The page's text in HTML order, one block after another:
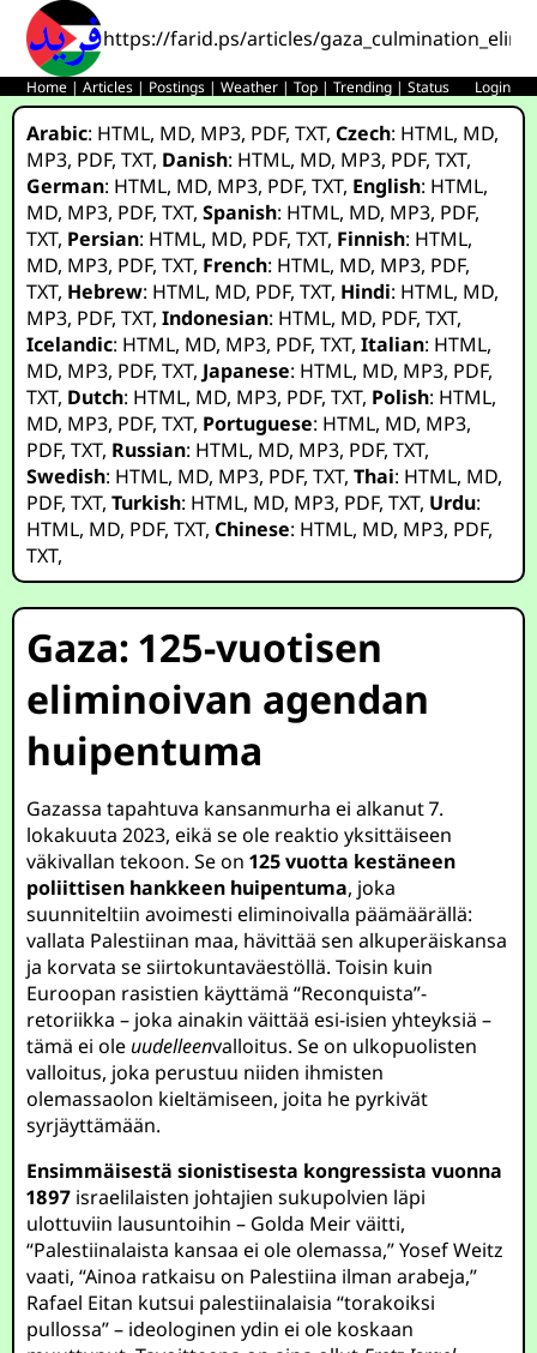
https://farid.ps/articles/
Home |Articles | Postings |Weather |Top |Trending |Status Login
Arabic: HTML, MD, MP3, PDF,TXT,Czech: HTML, MD,
MP3, PDF,TXT, Danish: HTML, MD, MP3, PDF,TXT,
German: HTML, MD, MP3, PDF,TXT, English: HTML,
MD, MP3, PDF,TXT,Spanish: HTML, MD, MP3, PDF,
TXT, Persian: HTML, MD, PDF,TXT, Finnish: HTML,
MD, MP3, PDF,TXT, French: HTML, MD, MP3, PDF,
TXT, Hebrew: HTML, MD, PDF,TXT, Hindi: HTML, MD,
MP3, PDF,TXT,Indonesian: HTML, MD, PDF,TXT,
Icelandic: HTML, MD, MP3, PDF,TXT,Italian: HTML,
MD, MP3, PDF,TXT, Japanese: HTML, MD, MP3, PDF,
TXT, Dutch: HTML, MD, MP3, PDF,TXT, Polish: HTML,
MD, MP3, PDF,TXT, Portuguese: HTML, MD, MP3,
PDF,TXT, Russian: HTML, MD, MP3, PDF,TXT,
Swedish: HTML, MD, MP3, PDF,TXT,Thai: HTML, MD,
PDF,TXT,Turkish: HTML, MD, MP3, PDF,TXT, Urdu:
HTML, MD, PDF,TXT,Chinese: HTML, MD, MP3, PDF,
TXT,
Gaza: 125-vuotisen
eliminoivan agendan
huipentuma
Gazassa tapahtuva kansanmurha ei alkanut 7.
lokakuuta 2023, eikä se ole reaktio yksittäiseen
väkivallan tekoon. Se on125 vuotta kestäneen
poliittisen hankkeen huipentuma, joka
suunniteltiin avoimesti eliminoivalla päämäärällä:
vallata Palestiinan maa, hävittää sen alkuperäiskansa
ja korvata se siirtokuntaväestöllä. Toisin kuin
Euroopan rasistien käyttämä “Reconquista”-
retoriikka – joka ainakin väittää esi-isien yhteyksiä –
tämä ei ole uudelleenvalloitus. Se on ulkopuolisten
valloitus, joka perustuu niiden ihmisten
olemassaolon kieltämiseen, joita he pyrkivät
syrjäyttämään.
Ensimmäisestä sionistisesta kongressista vuonna
1897 israelilaisten johtajien sukupolvien läpi
ulottuviin lausuntoihin – Golda Meir väitti,
“Palestiinalaista kansaa ei ole olemassa,” Yosef Weitz
vaati, “Ainoa ratkaisu on Palestiina ilman arabeja,”
Rafael Eitan kutsui palestiinalaisia “torakoiksi
pullossa” – ideologinen ydin ei ole koskaan